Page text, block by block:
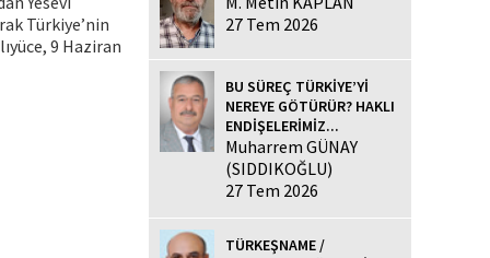
Türkiye’nin
9 Haziran
27 Tem 2026
BU SÜREÇ TÜRKİYE’Yİ
NEREYE GÖTÜRÜR? HAKLI
ENDİŞELERİMİZ...
Muharrem GÜNAY
(SIDDIKOĞLU)
27 Tem 2026
TÜRKEŞNAME /